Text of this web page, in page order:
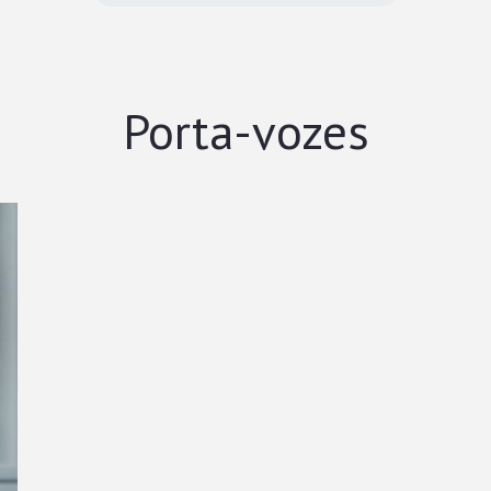
Porta-vozes